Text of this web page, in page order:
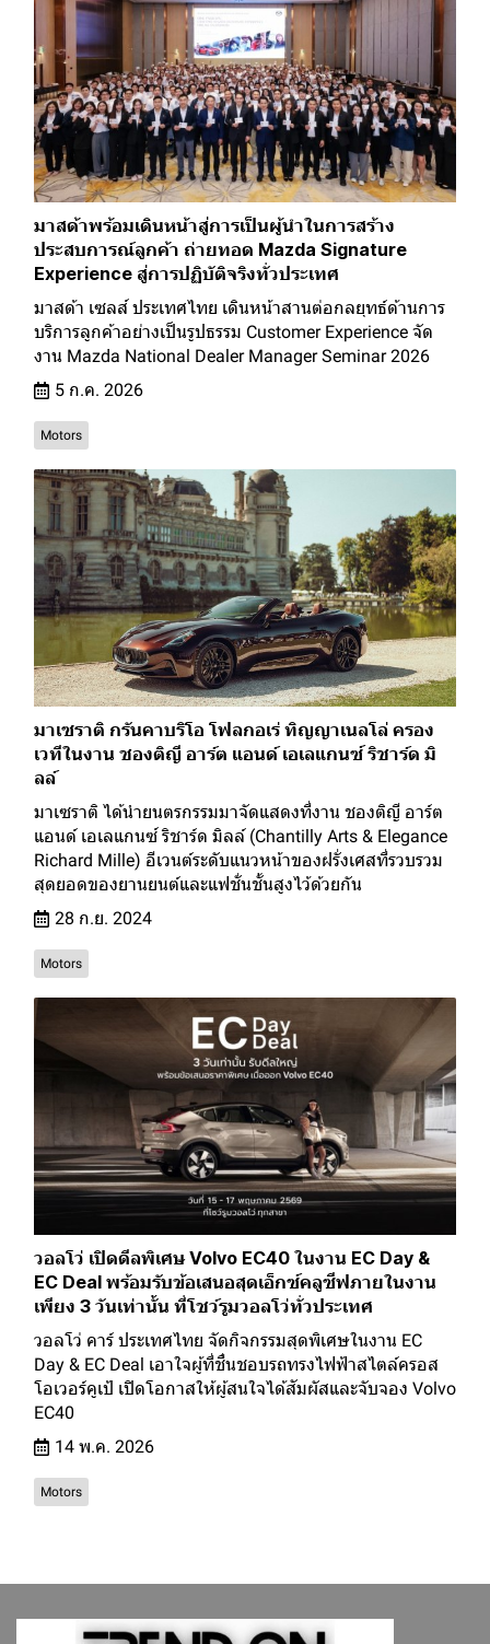
มาสด้าพร้อมเดินหน้าสู่การเป็นผู้นำในการสร้าง
ประสบการณ์ลูกค้า ถ่ายทอด Mazda Signature
Experience สู่การปฏิบัติจริงทั่วประเทศ
มาสด้า เซลส์ ประเทศไทย เดินหน้าสานต่อกลยุทธ์ด้านการ
บริการลูกค้าอย่างเป็นรูปธรรม Customer Experience จัด
งาน Mazda National Dealer Manager Seminar 2026
5 ก.ค. 2026
Motors
มาเซราติ กรันคาบริโอ โฟลกอเร่ ทิญญาเนลโล่ ครอง
เวทีในงาน ชองติญี อาร์ต แอนด์ เอเลแกนซ์ ริชาร์ด มิ
ลล์
มาเซราติ ได้นำยนตรกรรมมาจัดแสดงที่งาน ชองติญี อาร์ต
แอนด์ เอเลแกนซ์ ริชาร์ด มิลล์ (Chantilly Arts & Elegance
Richard Mille) อีเวนต์ระดับแนวหน้าของฝรั่งเศสที่รวบรวม
สุดยอดของยานยนต์และแฟชั่นชั้นสูงไว้ด้วยกัน
28 ก.ย. 2024
Motors
วอลโว่ เปิดดีลพิเศษ Volvo EC40 ในงาน EC Day &
EC Deal พร้อมรับข้อเสนอสุดเอ็กซ์คลูซีฟภายในงาน
เพียง 3 วันเท่านั้น ที่โชว์รูมวอลโว่ทั่วประเทศ
วอลโว่ คาร์ ประเทศไทย จัดกิจกรรมสุดพิเศษในงาน EC
Day & EC Deal เอาใจผู้ที่ชื่นชอบรถทรงไฟฟ้าสไตล์ครอส
โอเวอร์คูเป้ เปิดโอกาสให้ผู้สนใจได้สัมผัสและจับจอง Volvo
EC40
14 พ.ค. 2026
Motors